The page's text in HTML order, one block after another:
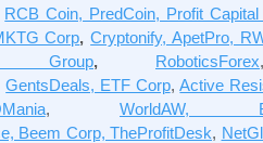
RCB Coin, PredCoin, Profit Capital
Corp,Cryptonify, ApetPro,
Group, RoboticsForex
GentsDeals, ETF Corp,Active
,
Beem Corp, TheProfitDesk,